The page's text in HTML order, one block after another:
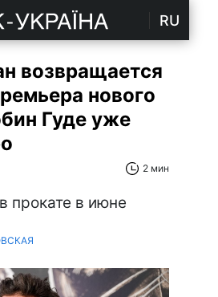
RU
возвращается
нового
Гуде уже
2 мин
прокате в июне